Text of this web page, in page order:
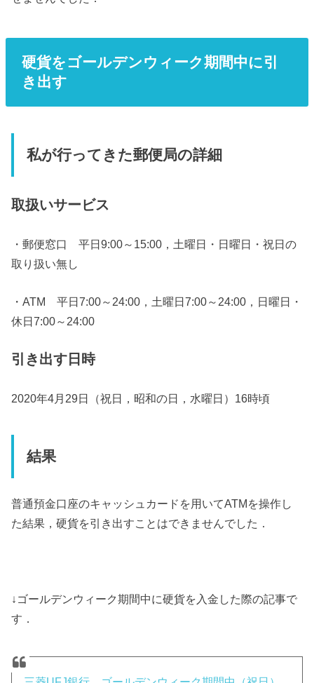
硬貨をゴールデンウィーク期間中に引
き出す
私が行ってきた郵便局の詳細
取扱いサービス
・郵便窓口 平日9:00～15:00，土曜日・日曜日・祝日の
取り扱い無し
・ATM 平日7:00～24:00，土曜日7:00～24:00，日曜日・
休日7:00～24:00
引き出す日時
2020年4月29日（祝日，昭和の日，水曜日）16時頃
結果
普通預金口座のキャッシュカードを用いてATMを操作し
た結果，硬貨を引き出すことはできませんでした．
↓ゴールデンウィーク期間中に硬貨を入金した際の記事で
す．